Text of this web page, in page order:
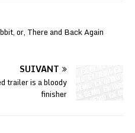
or, There and Back Again
SUIVANT
trailer is a bloody
finisher